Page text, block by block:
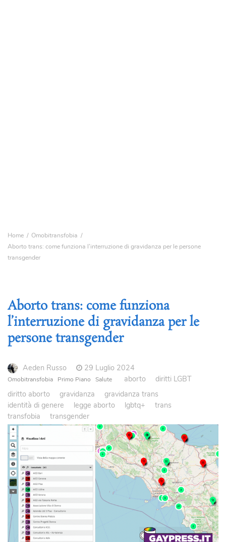
Home
Omobitransfobia
Aborto trans: come funziona l’interruzione di gravidanza per le persone
transgender
Aborto trans: come funziona
l’interruzione di gravidanza per le
persone transgender
Aeden Russo 29 Luglio 2024
Omobitransfobia Primo Piano Salute aborto
diritti LGBT
diritto aborto
gravidanza
gravidanza trans
identità di genere
legge aborto lgbtq+
trans
transfobia
transgender